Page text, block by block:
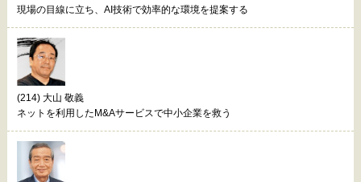
現場の目線に立ち、AI技術で効率的な環境を提案する
(214) 大山 敬義
ネットを利用したM&Aサービスで中小企業を救う